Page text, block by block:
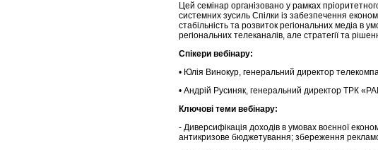
Цей семінар організовано у рамках
системних зусиль Спілки із забезпечення
стабільність та розвиток регіональних медіа в
регіональних телеканалів, але стратегії та
Спікери вебінару:
• Юлія Винокур, генеральний директор
• Андрій Русиняк, генеральний директор ТРК
Ключові теми вебінару:
- Диверсифікація доходів в умовах воєнної
антикризове бюджетування; збереження